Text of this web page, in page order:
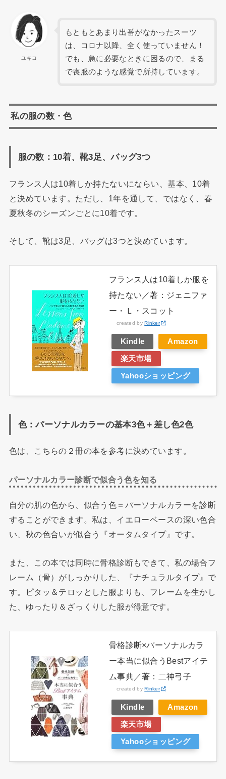
ユキコ
もともとあまり出番がなかったスーツ
は、コロナ以降、全く使っていません！
でも、急に必要なときに困るので、まる
で喪服のような感覚で所持しています。
私の服の数・色
服の数：10着、靴3足、バッグ3つ
フランス人は10着しか持たないにならい、基本、10着
と決めています。ただし、1年を通して、ではなく、春
夏秋冬のシーズンごとに10着です。
そして、靴は3足、バッグは3つと決めています。
フランス人は10着しか服を
持たない／著：ジェニファ
ー・Ｌ・スコット
created byRinker
Kindle Amazon
楽天市場
Yahooショッピング
色：パーソナルカラーの基本3色＋差し色2色
色は、こちらの２冊の本を参考に決めています。
パーソナルカラー診断で似合う色を知る
自分の肌の色から、似合う色＝パーソナルカラーを診断
することができます。私は、イエローベースの深い色合
い、秋の色合いが似合う『オータムタイプ』です。
また、この本では同時に骨格診断もできて、私の場合フ
レーム（骨）がしっかりした、『ナチュラルタイプ』で
す。ピタッ＆テロッとした服よりも、フレームを生かし
た、ゆったり＆ざっくりした服が得意です。
骨格診断×パーソナルカラ
ー本当に似合うBestアイテ
ム事典／著：二神弓子
created byRinker
Kindle Amazon
楽天市場
Yahooショッピング